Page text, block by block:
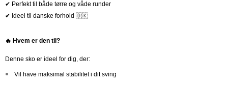
✔ Perfekt til både tørre og våde runder
✔ Ideel til danske forhold 🇩🇰
🔥 Hvem er den til?
Denne sko er ideel for dig, der:
Vil have maksimal stabilitet i dit sving